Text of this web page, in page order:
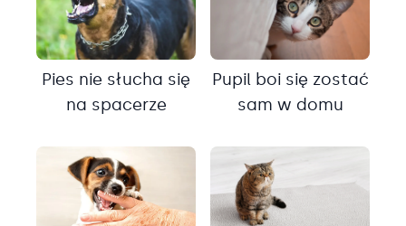
Pies nie słucha się
na spacerze
Pupil boi się zostać
sam w domu